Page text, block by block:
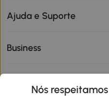
Ajuda e Suporte
Business
Nós